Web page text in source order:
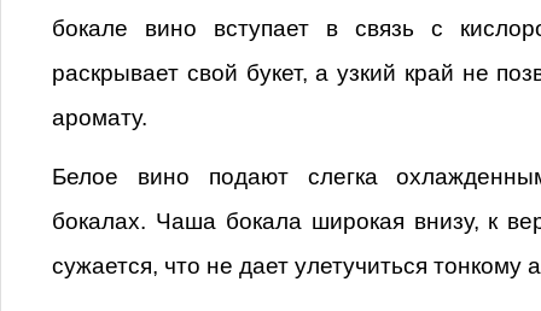
бокале вино вступает в связь с
раскрывает свой букет, а узкий край не
аромату.
Белое вино подают слегка
бокалах. Чаша бокала широкая внизу, к
сужается, что не дает улетучиться тонкому